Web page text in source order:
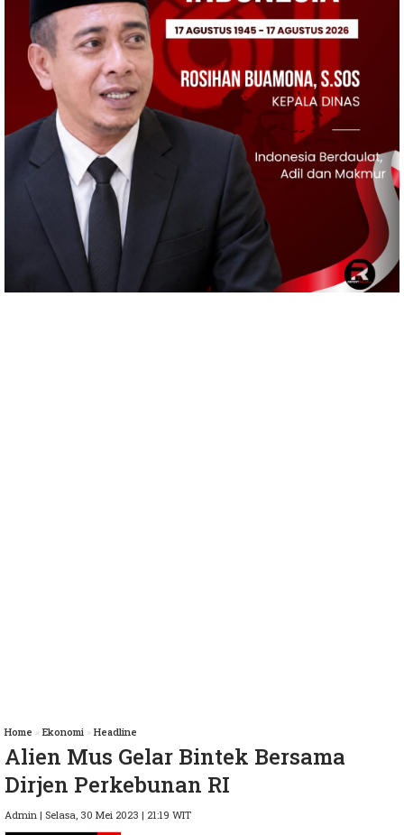
Home » Ekonomi » Headline
Alien Mus Gelar Bintek Bersama
Dirjen Perkebunan RI
Admin | Selasa, 30 Mei 2023 | 21:19 WIT